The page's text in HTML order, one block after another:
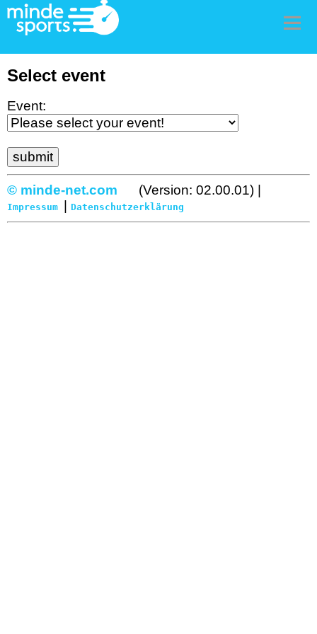
Select event
Event:
© minde-net.com (Version: 02.00.01) |
Impressum | Datenschutzerklärung